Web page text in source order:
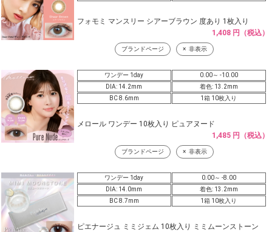
フォモミ マンスリー シアーブラウン 度あり 1枚入り
1,408 円（税込）
ブランドページ 非表示
ワンデー 1day
0.00～ -10.00
DIA: 14.2mm
着色: 13.2mm
BC 8.6mm
1箱 10枚入り
メロール ワンデー 10枚入り ピュアヌード
1,485 円（税込）
ブランドページ 非表示
ワンデー 1day
0.00～ -8.00
DIA: 14.0mm
着色: 13.2mm
BC 8.7mm
1箱 10枚入り
ピエナージュ ミミジェム 10枚入り ミミムーンストーン